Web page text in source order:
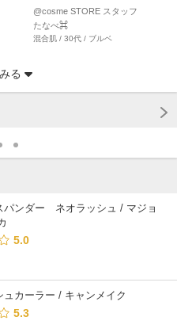
スカラ下地はお使いで…
@cosme STORE スタッフ
たなべ⌘
混合肌 / 30代 / ブルベ
敏感肌 / 40代 / イエベ
混合肌 / 40代 / ブルベ
混合肌 / 50代 / ブルベ
る
パンダー ネオラッシュ / マジョ
5.0
ュカーラー / キャンメイク
5.3